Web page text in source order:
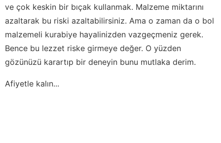
ve çok keskin bir bıçak kullanmak. Malzeme miktarını
azaltarak bu riski azaltabilirsiniz. Ama o zaman da o bol
malzemeli kurabiye hayalinizden vazgeçmeniz gerek.
Bence bu lezzet riske girmeye değer. O yüzden
gözünüzü karartıp bir deneyin bunu mutlaka derim.
Afiyetle kalın...